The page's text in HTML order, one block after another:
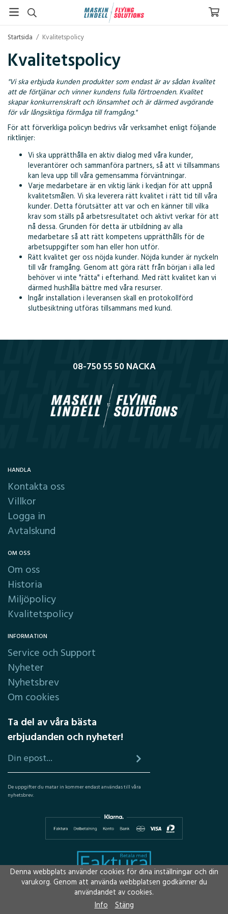
Startsida / Kvalitetspolicy
Kvalitetspolicy
"Vi ska erbjuda kunden produkter som endast är av sådan kvalitet
att de förtjänar och vinner kundens fulla förtroenden. Kvalitet
skapar konkurrenskraft och lönsamhet och är därmed avgörande
för vår långsiktiga förmåga till framgång."
För att förverkliga policyn bedrivs vår verksamhet enligt följande
riktlinjer:
Vi ska upprätthålla en aktiv dialog med våra kunder,
leverantörer och sammanföra partners, så att vi tillsammans
kan leva upp till våra gemensamma förväntningar.
Varje medarbetare är en viktig länk i kedjan för att uppnå
kvalitetsmålen. Vi ska leverera rätt kvalitet i rätt tid till våra
kunder. Detta förutsätter att var och en känner till vilka
krav som ställs på arbetsresultatet och aktivt verkar för att
nå dessa. Grunden för detta är utbildning av alla
medarbetare så att rätt kompetens upprätthålls för de
arbetsuppgifter som han eller hon utför.
Rätt kvalitet ger oss nöjda kunder. Nöjda kunder är nyckeln
till vår framgång. Genom att göra rätt från början i alla led
behöver vi inte "rätta" i efterhand. Med rätt kvalitet kan vi
därmed hushålla bättre med våra resurser.
Ingår installation i leveransen skall en protokollförd
slutbesiktning utföras tillsammans med kund.
08-750 55 50 NACKA
HANDLA
Kontakta oss
Villkor
Logga in
Avtalskund
OM OSS
Om oss
Historia
Miljöpolicy
Kvalitetspolicy
INFORMATION
Service och Support
Nyheter
Nyhetsbrev
Om cookies
Ta del av våra bästa
erbjudanden och nyheter!
De uppgifter du matar in kommer endast användas till våra
nyhetsbrev.
Denna webbplats använder cookies för dina inställningar och din
varukorg. Genom att använda webbplatsen godkänner du
användandet av cookies.
Info
Stäng